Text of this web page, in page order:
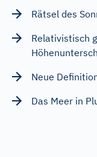
Rätsel des
Relativistisch
Neue
Das Meer in